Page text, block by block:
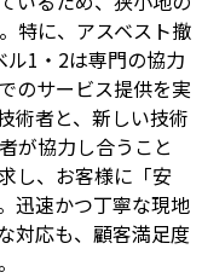
特に、アスベスト撤
1・2は専門の協力
のサービス提供を実
術者と、新しい技術
が協力し合うこと
し、お客様に「安
迅速かつ丁寧な現地
対応も、顧客満足度